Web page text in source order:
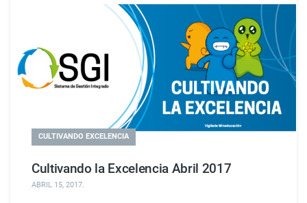
CULTIVANDO EXCELENCIA
Cultivando la Excelencia Abril 2017
ABRIL 15, 2017.